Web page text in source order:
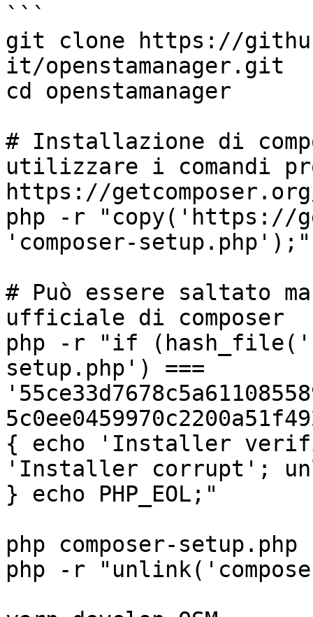
```
git clone https://
it/openstamanager.git
cd openstamanager
# Installazione di
utilizzare i comandi
https://
php -r "copy('https://
'composer-setup.php');"
# Può essere saltato
ufficiale di composer
php -r "if
setup.php') ===
{ echo 'Installer
'Installer corrupt';
} echo PHP_EOL;"
php composer-setup.php
php -r